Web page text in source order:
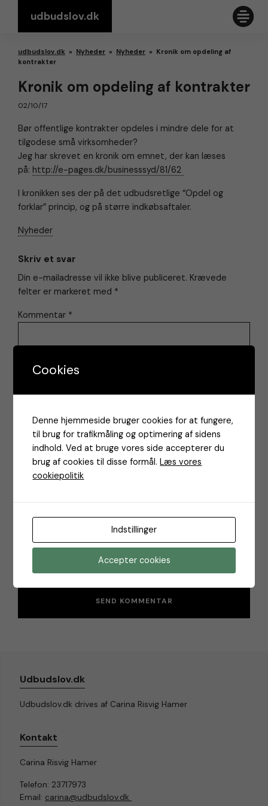
udbudslov.dk
udbudslov.dk » Nyheder » Nyheder » Kronik om opdeling af
kontrakter
Kronik om opdeling af kontrakter
02/10/17
Bør offentlige kontrakter opdeles i mindre dele for at
tilgodese små virksomheder?
Jeg har skrevet en kronik om emnet, der kan læses
på: http://e-pages.dk/businesssyd/81/62
I kronikken ses der på det udbudsretlige “Opdel og
forklar” princip, og på større indkøbsaftaler.
Nyheder
Skriv et svar
Din e-mailadresse vil ikke blive publiceret. Krævede
felter er markeret med *
Kommentar *
Navn
E-mail
Gem mit navn og mail i denne browser til næste gang
Udbudslov.dk
Udbudslov.dk drives af Carina Risvig Hamer
Kontakt
Carina Risvig Hamer
Telefon: 23717973
Email: carina@udbudslov.dk
Cookies
Denne hjemmeside bruger cookies for at fungere,
til brug for trafikmåling og optimering af sidens
indhold. Ved at bruge vores side accepterer du
brug af cookies til disse formål.Læs vores
cookiepolitik
Indstillinger
Accepter cookies